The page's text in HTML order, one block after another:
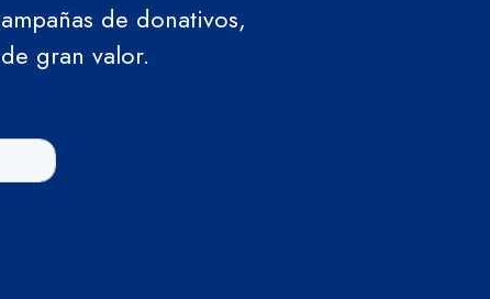
de donativos,
gran valor.